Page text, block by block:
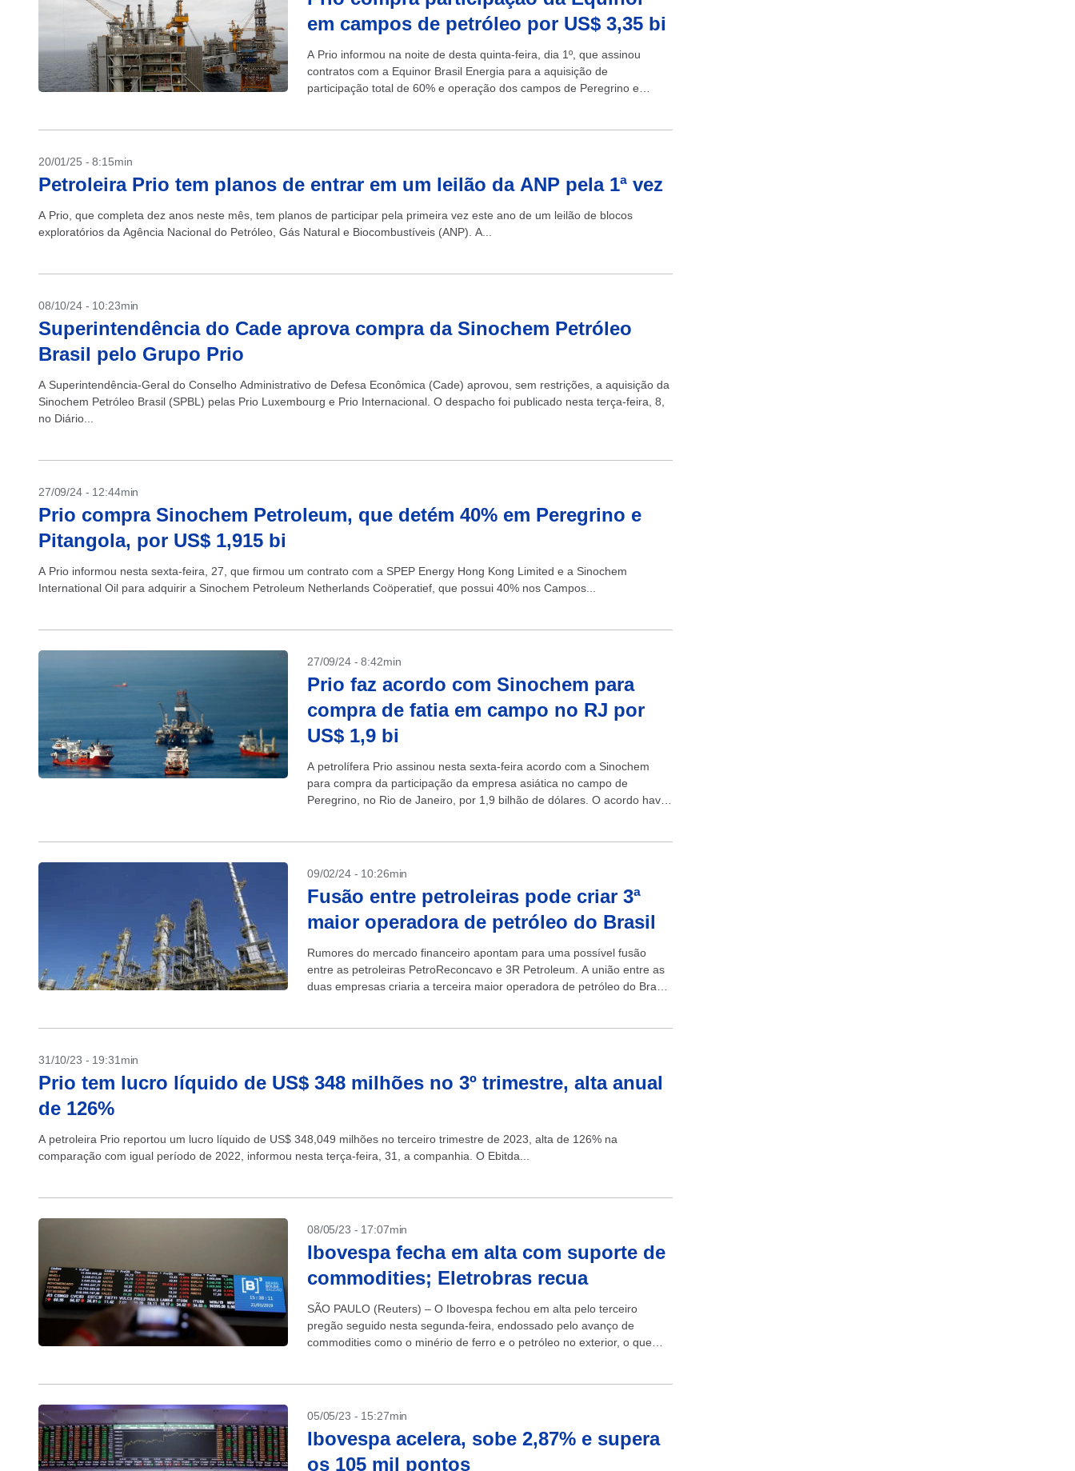
em campos de petróleo por US$ 3,35 bi
A Prio informou na noite de desta quinta-feira, dia 1º, que assinou
contratos com a Equinor Brasil Energia para a aquisição de
participação total de 60% e operação dos campos de Peregrino e
20/01/25 - 8:15min
Petroleira Prio tem planos de entrar em um leilão da ANP pela 1ª vez
A Prio, que completa dez anos neste mês, tem planos de participar pela primeira vez este ano de um leilão de blocos
exploratórios da Agência Nacional do Petróleo, Gás Natural e Biocombustíveis (ANP). A...
08/10/24 - 10:23min
Superintendência do Cade aprova compra da Sinochem Petróleo
Brasil pelo Grupo Prio
A Superintendência-Geral do Conselho Administrativo de Defesa Econômica (Cade) aprovou, sem restrições, a aquisição da
Sinochem Petróleo Brasil (SPBL) pelas Prio Luxembourg e Prio Internacional. O despacho foi publicado nesta terça-feira, 8,
no Diário...
27/09/24 - 12:44min
Prio compra Sinochem Petroleum, que detém 40% em Peregrino e
Pitangola, por US$ 1,915 bi
A Prio informou nesta sexta-feira, 27, que firmou um contrato com a SPEP Energy Hong Kong Limited e a Sinochem
International Oil para adquirir a Sinochem Petroleum Netherlands Coöperatief, que possui 40% nos Campos...
27/09/24 - 8:42min
Prio faz acordo com Sinochem para
compra de fatia em campo no RJ por
US$ 1,9 bi
A petrolífera Prio assinou nesta sexta-feira acordo com a Sinochem
para compra da participação da empresa asiática no campo de
Peregrino, no Rio de Janeiro, por 1,9 bilhão de dólares. O acordo havia
09/02/24 - 10:26min
Fusão entre petroleiras pode criar 3ª
maior operadora de petróleo do Brasil
Rumores do mercado financeiro apontam para uma possível fusão
entre as petroleiras PetroReconcavo e 3R Petroleum. A união entre as
duas empresas criaria a terceira maior operadora de petróleo do Brasil,
31/10/23 - 19:31min
Prio tem lucro líquido de US$ 348 milhões no 3º trimestre, alta anual
de 126%
A petroleira Prio reportou um lucro líquido de US$ 348,049 milhões no terceiro trimestre de 2023, alta de 126% na
comparação com igual período de 2022, informou nesta terça-feira, 31, a companhia. O Ebitda...
08/05/23 - 17:07min
Ibovespa fecha em alta com suporte de
commodities; Eletrobras recua
SÃO PAULO (Reuters) – O Ibovespa fechou em alta pelo terceiro
pregão seguido nesta segunda-feira, endossado pelo avanço de
commodities como o minério de ferro e o petróleo no exterior, o que
05/05/23 - 15:27min
Ibovespa acelera, sobe 2,87% e supera
os 105 mil pontos